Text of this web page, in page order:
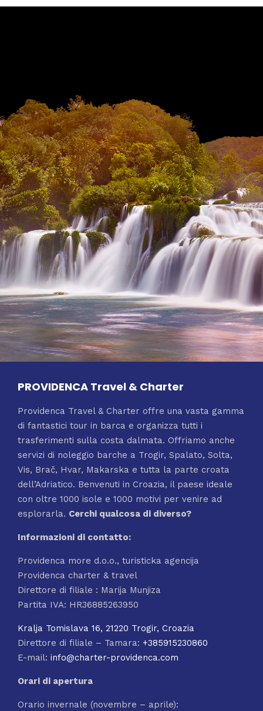
PROVIDENCA Travel & Charter
Providenca Travel & Charter offre una vasta gamma
di fantastici tour in barca e organizza tutti i
trasferimenti sulla costa dalmata. Offriamo anche
servizi di noleggio barche a Trogir, Spalato, Solta,
Vis, Brač, Hvar, Makarska e tutta la parte croata
dell’Adriatico. Benvenuti in Croazia, il paese ideale
con oltre 1000 isole e 1000 motivi per venire ad
esplorarla. Cerchi qualcosa di diverso?
Informazioni di contatto:
Providenca more d.o.o., turisticka agencija
Providenca charter & travel
Direttore di filiale : Marija Munjiza
Partita IVA: HR36885263950
Kralja Tomislava 16, 21220 Trogir, Croazia
Direttore di filiale – Tamara: +385915230860
E-mail: info@charter-providenca.com
Orari di apertura
Orario invernale (novembre – aprile):